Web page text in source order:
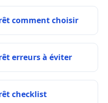
comment choisir
erreurs à éviter
checklist